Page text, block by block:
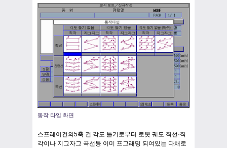
동작 타입 화면
스프레이건의5축 건 각도 틀기로부터 로봇 궤도 직선·직
각이나 지그자그 곡선등 이미 프그래밍 되여있는 다채로